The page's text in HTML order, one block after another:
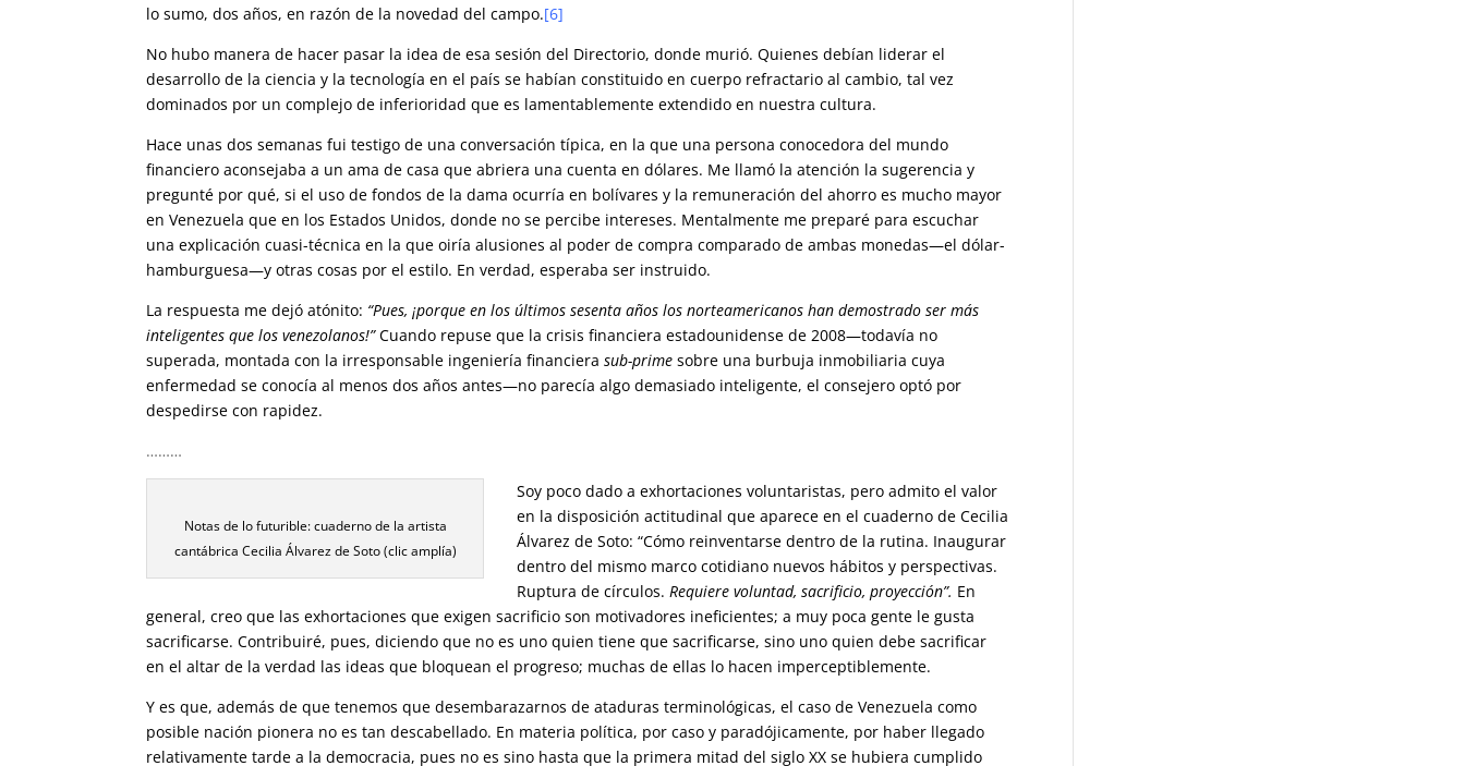
lo sumo, dos años, en razón de la novedad del campo.[6]
No hubo manera de hacer pasar la idea de esa sesión del Directorio, donde murió. Quienes debían liderar el
desarrollo de la ciencia y la tecnología en el país se habían constituido en cuerpo refractario al cambio, tal vez
dominados por un complejo de inferioridad que es lamentablemente extendido en nuestra cultura.
Hace unas dos semanas fui testigo de una conversación típica, en la que una persona conocedora del mundo
financiero aconsejaba a un ama de casa que abriera una cuenta en dólares. Me llamó la atención la sugerencia y
pregunté por qué, si el uso de fondos de la dama ocurría en bolívares y la remuneración del ahorro es mucho mayor
en Venezuela que en los Estados Unidos, donde no se percibe intereses. Mentalmente me preparé para escuchar
una explicación cuasi-técnica en la que oiría alusiones al poder de compra comparado de ambas monedas—el dólar-
hamburguesa—y otras cosas por el estilo. En verdad, esperaba ser instruido.
La respuesta me dejó atónito: “Pues, ¡porque en los últimos sesenta años los norteamericanos han demostrado ser más
inteligentes que los venezolanos!”Cuando repuse que la crisis financiera estadounidense de 2008—todavía no
superada, montada con la irresponsable ingeniería financierasub-prime sobre una burbuja inmobiliaria cuya
enfermedad se conocía al menos dos años antes—no parecía algo demasiado inteligente, el consejero optó por
despedirse con rapidez.
………
Notas de lo futurible: cuaderno de la artista
cantábrica Cecilia Álvarez de Soto (clic amplía)
Soy poco dado a exhortaciones voluntaristas, pero admito el valor
en la disposición actitudinal que aparece en el cuaderno de Cecilia
Álvarez de Soto: “Cómo reinventarse dentro de la rutina. Inaugurar
dentro del mismo marco cotidiano nuevos hábitos y perspectivas.
Ruptura de círculos.Requiere voluntad, sacrificio, proyección”. En
general, creo que las exhortaciones que exigen sacrificio son motivadores ineficientes; a muy poca gente le gusta
sacrificarse. Contribuiré, pues, diciendo que no es uno quien tiene que sacrificarse, sino uno quien debe sacrificar
en el altar de la verdad las ideas que bloquean el progreso; muchas de ellas lo hacen imperceptiblemente.
Y es que, además de que tenemos que desembarazarnos de ataduras terminológicas, el caso de Venezuela como
posible nación pionera no es tan descabellado. En materia política, por caso y paradójicamente, por haber llegado
relativamente tarde a la democracia, pues no es sino hasta que la primera mitad del siglo XX se hubiera cumplido